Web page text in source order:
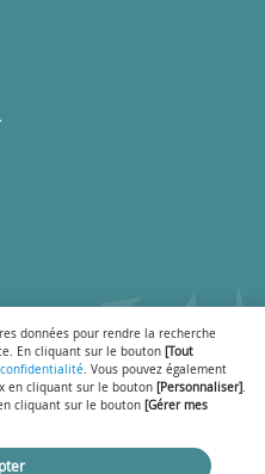
Mentions légales-
SmartForum
données pour rendre la recherche
En cliquant sur le bouton [Tout
. Vous pouvez également
en cliquant sur le bouton [Personnaliser].
cliquant sur le bouton [Gérer mes